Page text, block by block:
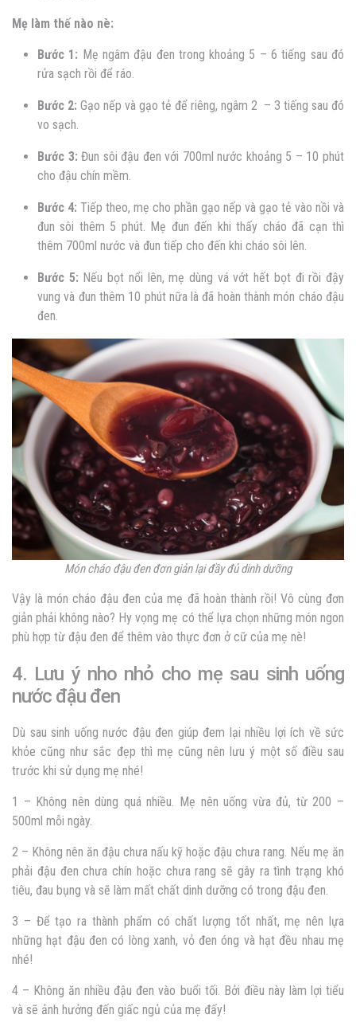
Mẹ làm thế nào nè:
Bước 1: Mẹ ngâm đậu đen trong khoảng 5 – 6 tiếng sau đó
rửa sạch rồi để ráo.
Bước 2: Gạo nếp và gạo tẻ để riêng, ngâm 2 – 3 tiếng sau đó
vo sạch.
Bước 3:Đun sôi đậu đen với 700ml nước khoảng 5 – 10 phút
cho đậu chín mềm.
Bước 4: Tiếp theo, mẹ cho phần gạo nếp và gạo tẻ vào nồi và
đun sôi thêm 5 phút. Mẹ đun đến khi thấy cháo đã cạn thì
thêm 700ml nước và đun tiếp cho đến khi cháo sôi lên.
Bước 5: Nếu bọt nổi lên, mẹ dùng vá vớt hết bọt đi rồi đậy
vung và đun thêm 10 phút nữa là đã hoàn thành món cháo đậu
đen.
Món cháo đậu đen đơn giản lại đầy đủ dinh dưỡng
Vậy là món cháo đậu đen của mẹ đã hoàn thành rồi! Vô cùng đơn
giản phải không nào? Hy vọng mẹ có thể lựa chọn những món ngon
phù hợp từ đậu đen để thêm vào thực đơn ở cữ của mẹ nè!
4. Lưu ý nho nhỏ cho mẹ sau sinh uống
nước đậu đen
Dù sau sinh uống nước đậu đen giúp đem lại nhiều lợi ích về sức
khỏe cũng như sắc đẹp thì mẹ cũng nên lưu ý một số điều sau
trước khi sử dụng mẹ nhé!
1 – Không nên dùng quá nhiều. Mẹ nên uống vừa đủ, từ 200 –
500ml mỗi ngày.
2 – Không nên ăn đậu chưa nấu kỹ hoặc đậu chưa rang. Nếu mẹ ăn
phải đậu đen chưa chín hoặc chưa rang sẽ gây ra tình trạng khó
tiêu, đau bụng và sẽ làm mất chất dinh dưỡng có trong đậu đen.
3 – Để tạo ra thành phẩm có chất lượng tốt nhất, mẹ nên lựa
những hạt đậu đen có lòng xanh, vỏ đen óng và hạt đều nhau mẹ
nhé!
4 – Không ăn nhiều đậu đen vào buổi tối. Bởi điều này làm lợi tiểu
và sẽ ảnh hưởng đến giấc ngủ của mẹ đấy!